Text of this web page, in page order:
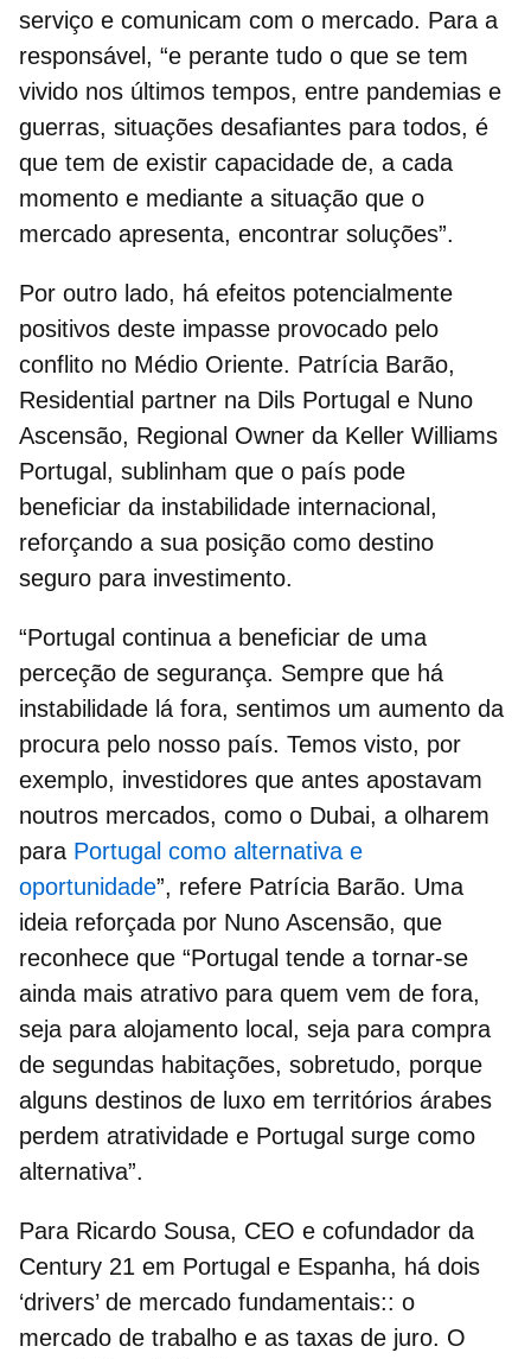
serviço e comunicam com o mercado. Para a
responsável, “e perante tudo o que se tem
vivido nos últimos tempos, entre pandemias e
guerras, situações desafiantes para todos, é
que tem de existir capacidade de, a cada
momento e mediante a situação que o
mercado apresenta, encontrar soluções”.
Por outro lado, há efeitos potencialmente
positivos deste impasse provocado pelo
conflito no Médio Oriente. Patrícia Barão,
Residential partner na Dils Portugal e Nuno
Ascensão, Regional Owner da Keller Williams
Portugal, sublinham que o país pode
beneficiar da instabilidade internacional,
reforçando a sua posição como destino
seguro para investimento.
“Portugal continua a beneficiar de uma
perceção de segurança. Sempre que há
instabilidade lá fora, sentimos um aumento da
procura pelo nosso país. Temos visto, por
exemplo, investidores que antes apostavam
noutros mercados, como o Dubai, a olharem
para Portugal como alternativa e
oportunidade”, refere Patrícia Barão. Uma
ideia reforçada por Nuno Ascensão, que
reconhece que “Portugal tende a tornar-se
ainda mais atrativo para quem vem de fora,
seja para alojamento local, seja para compra
de segundas habitações, sobretudo, porque
alguns destinos de luxo em territórios árabes
perdem atratividade e Portugal surge como
alternativa”.
Para Ricardo Sousa, CEO e cofundador da
Century 21 em Portugal e Espanha, há dois
‘drivers’ de mercado fundamentais:: o
mercado de trabalho e as taxas de juro. O